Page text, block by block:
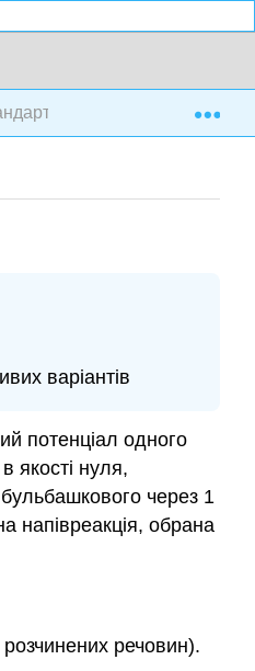
потенціал
варіантів
потенціал одного
якості нуля,
через 1
напівреакція, обрана
речовин).